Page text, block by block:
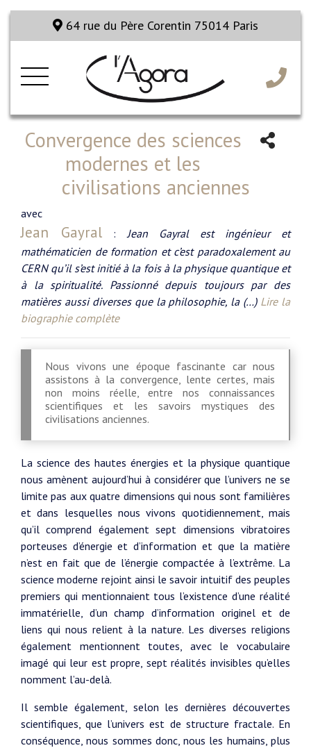
64 rue du Père Corentin 75014 Paris
Convergence des sciences
modernes et les
civilisations anciennes
avec
Jean Gayral :Jean Gayral est ingénieur et
mathématicien de formation et c’est paradoxalement au
CERN qu’il s’est initié à la fois à la physique quantique et
à la spiritualité. Passionné depuis toujours par des
matières aussi diverses que la philosophie, la (…) Lire la
biographie complète
Nous vivons une époque fascinante car nous
assistons à la convergence, lente certes, mais
non moins réelle, entre nos connaissances
scientifiques et les savoirs mystiques des
civilisations anciennes.
La science des hautes énergies et la physique quantique
nous amènent aujourd’hui à considérer que l’univers ne se
limite pas aux quatre dimensions qui nous sont familières
et dans lesquelles nous vivons quotidiennement, mais
qu’il comprend également sept dimensions vibratoires
porteuses d’énergie et d’information et que la matière
n’est en fait que de l’énergie compactée à l’extrême. La
science moderne rejoint ainsi le savoir intuitif des peuples
premiers qui mentionnaient tous l’existence d’une réalité
immatérielle, d’un champ d’information originel et de
liens qui nous relient à la nature. Les diverses religions
également mentionnent toutes, avec le vocabulaire
imagé qui leur est propre, sept réalités invisibles qu’elles
nomment l’au-delà.
Il semble également, selon les dernières découvertes
scientifiques, que l’univers est de structure fractale. En
conséquence, nous sommes donc, nous les humains, plus